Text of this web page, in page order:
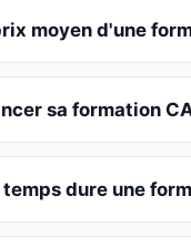
moyen d'une
sa formation
dure une